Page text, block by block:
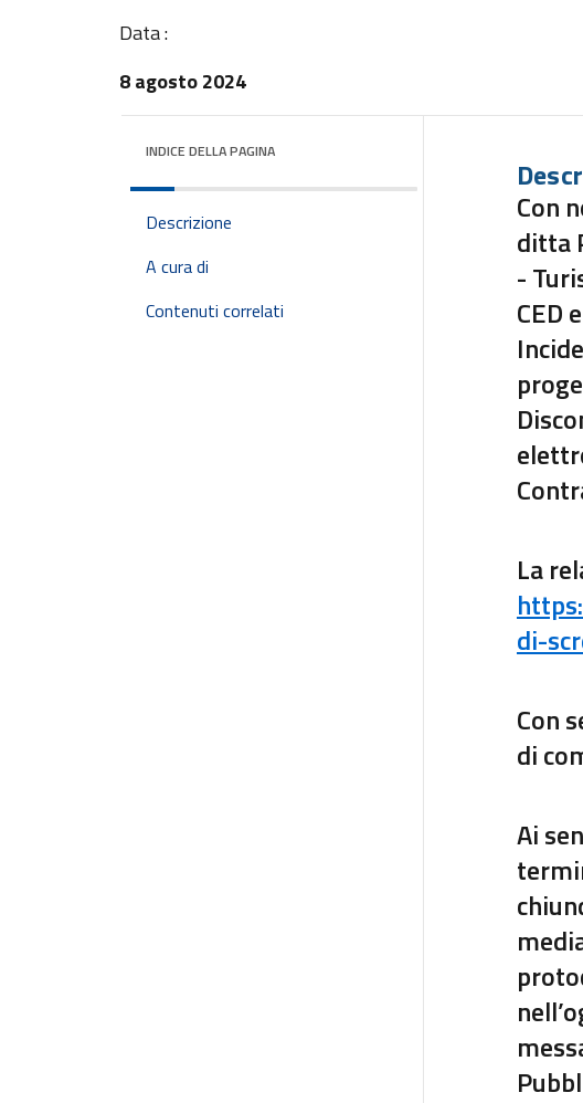
Data :
8 agosto 2024
INDICE DELLA PAGINA
Descrizione
A cura di
Contenuti correlati
Con
ditta
-
CED
La
di-
Con
di
Ai